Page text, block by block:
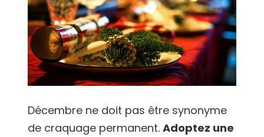
Décembre ne doit pas être synonyme
de craquage permanent. Adoptez une